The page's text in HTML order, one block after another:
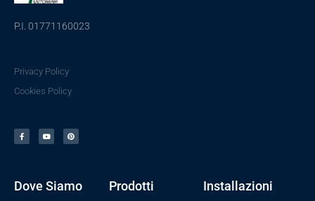
P.I. 01771160023
Privacy Policy
Cookies Policy
Dove Siamo Prodotti Installazioni